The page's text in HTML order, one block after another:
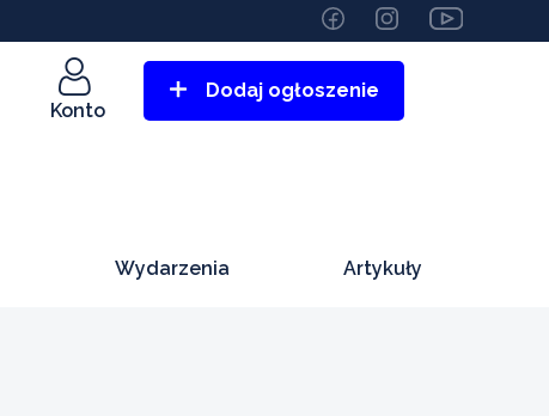
Konto
Dodaj ogłoszenie
Wydarzenia Artykuły